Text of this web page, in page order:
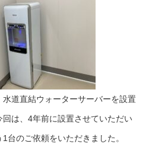
道直結ウォーターサーバーを設置
は、4年前に設置させていただい
台のご依頼をいただきました。